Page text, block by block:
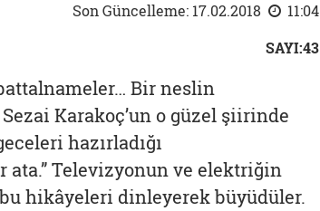
Son Güncelleme: 17.02.2018 11:04
SAYI:43
Bir neslin
Karakoç’un o güzel şiirinde
hazırladığı
Televizyonun ve elektriğin
hikâyeleri dinleyerek büyüdüler.